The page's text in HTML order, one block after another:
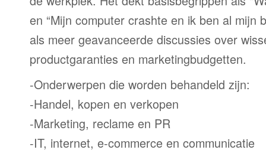
en “Mijn computer crashte en ik ben al mijn
als meer geavanceerde discussies over
productgaranties en marketingbudgetten.
-Onderwerpen die worden behandeld zijn:
-Handel, kopen en verkopen
-Marketing, reclame en PR
-IT, internet, e-commerce en communicatie